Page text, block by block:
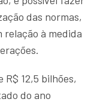
das normas,
à medida
R$ 12,5 bilhões,
do ano